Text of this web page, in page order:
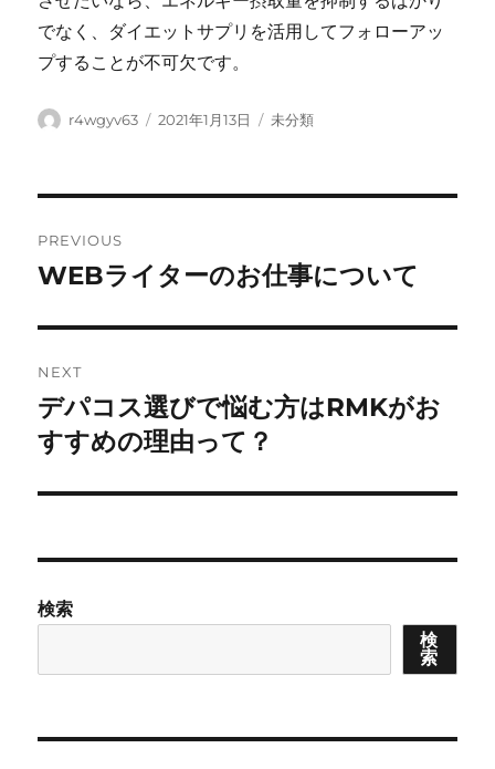
でなく、ダイエットサプリを活用してフォローアッ
プすることが不可欠です。
Author
r4wgyv63
Posted
2021年1月13日 Categories
未分類
navigation
PREVIOUS
Previous
WEBライターのお仕事について
NEXT
Next
post:
デパコス選びで悩む方はRMKがお
すすめの理由って？
検索
検
索